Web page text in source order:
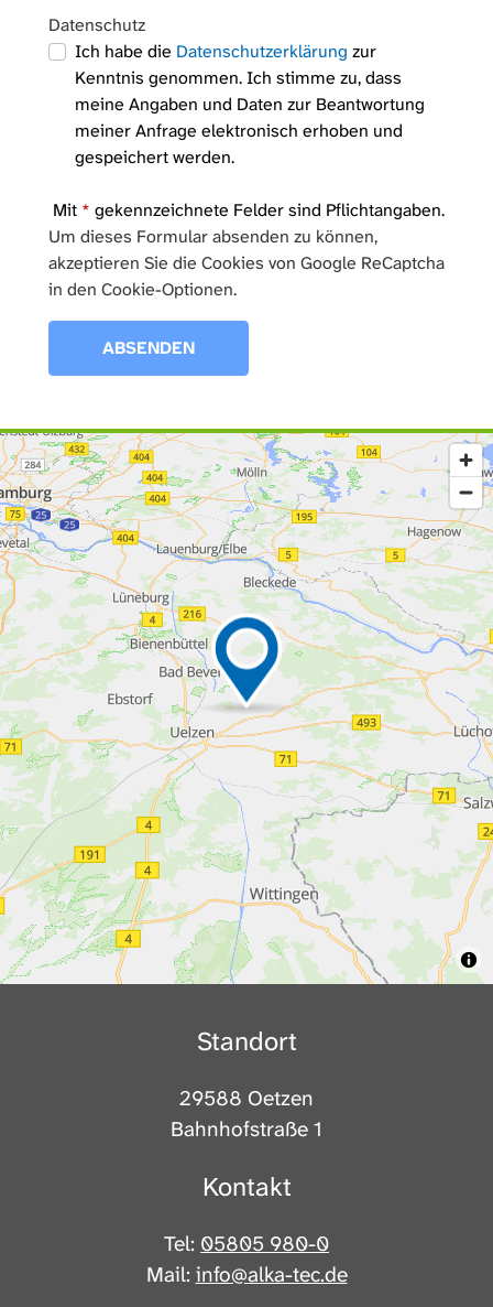
Datenschutz
Ich habe die Datenschutzerklärung zur
Kenntnis genommen. Ich stimme zu, dass
meine Angaben und Daten zur Beantwortung
meiner Anfrage elektronisch erhoben und
gespeichert werden.
Mit * gekennzeichnete Felder sind Pflichtangaben.
Um dieses Formular absenden zu können,
akzeptieren Sie die Cookies von Google ReCaptcha
in den Cookie-Optionen.
ABSENDEN
Standort
29588 Oetzen
Bahnhofstraße 1
Kontakt
Tel: 05805 980-0
Mail: info@alka-tec.de